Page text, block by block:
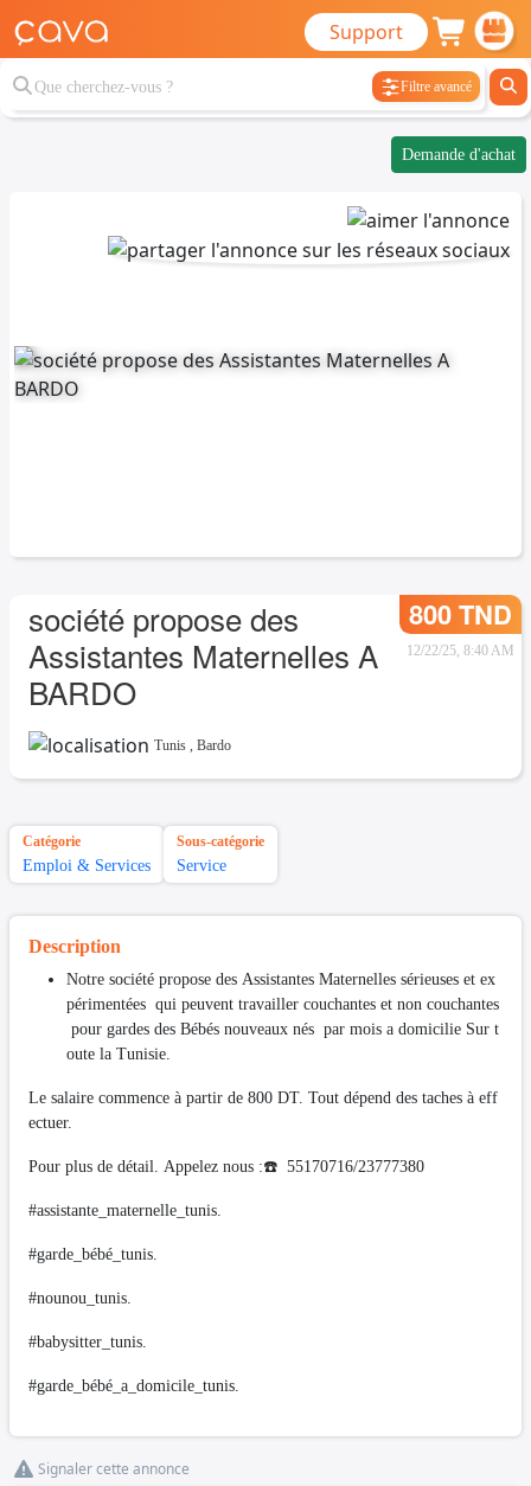
Support
Filtre avancé
Demande d'achat
société propose des
Assistantes Maternelles A
BARDO
800 TND
12/22/25, 8:40 AM
Tunis , Bardo
Catégorie
Emploi & Services
Sous-catégorie
Service
Description
Notre société propose des Assistantes Maternelles sérieuses et ex
périmentées qui peuvent travailler couchantes et non couchantes
pour gardes des Bébés nouveaux nés par mois a domicilie Sur t
oute la Tunisie.
Le salaire commence à partir de 800 DT. Tout dépend des taches à eff
ectuer.
Pour plus de détail. Appelez nous :☎️ 55170716/23777380
#assistante_maternelle_tunis.
#garde_bébé_tunis.
#nounou_tunis.
#babysitter_tunis.
#garde_bébé_a_domicile_tunis.
Signaler cette annonce